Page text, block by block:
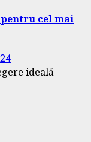
pentru cel mai
ideală